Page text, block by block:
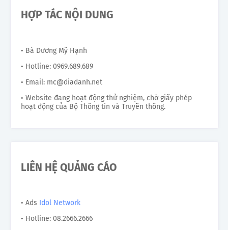
HỢP TÁC NỘI DUNG
• Bà Dương Mỹ Hạnh
• Hotline: 0969.689.689
• Email: mc@diadanh.net
• Website đang hoạt động thử nghiệm, chờ giấy phép
hoạt động của Bộ Thông tin và Truyền thông.
LIÊN HỆ QUẢNG CÁO
• Ads Idol Network
• Hotline: 08.2666.2666